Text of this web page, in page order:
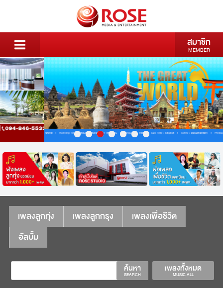
สมาชิก
MEMBER
เพลงลูกทุ่ง เพลงลูกกรุง
เพลงเพื่อชีวิต
อัลบั้ม
เพลงทั้งหมด
MUSIC ALL
ค้นหา
SEARCH